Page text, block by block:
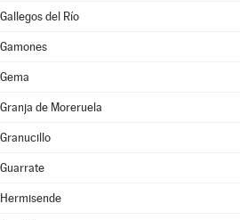
Gallegos del Río
Gamones
Gema
Granja de Moreruela
Granucillo
Guarrate
Hermisende